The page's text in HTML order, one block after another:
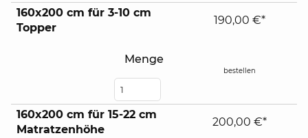
160x200 cm für 3-10 cm
Topper
Menge
190,00 €*
bestellen
160x200 cm für 15-22 cm
Matratzenhöhe
200,00 €*